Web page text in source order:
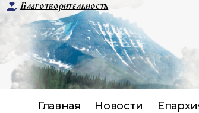
Благотворительность
Главная Новости